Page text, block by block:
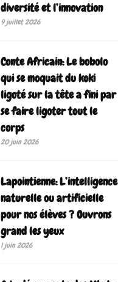
diversité et l’innovation
9 juillet 2026
Conte Africain: Le bobolo
qui se moquait du koki
ligoté sur la tête a fini par
se faire ligoter tout le
corps
20 juin 2026
Lapointienne: L’intelligence
naturelle ou artificielle
pour nos élèves ? Ouvrons
grand les yeux
1 juin 2026